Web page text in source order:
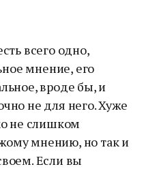
всего одно,
мнение, его
вроде бы, и
не для него. Хуже
не слишком
мнению, но так и
Если вы